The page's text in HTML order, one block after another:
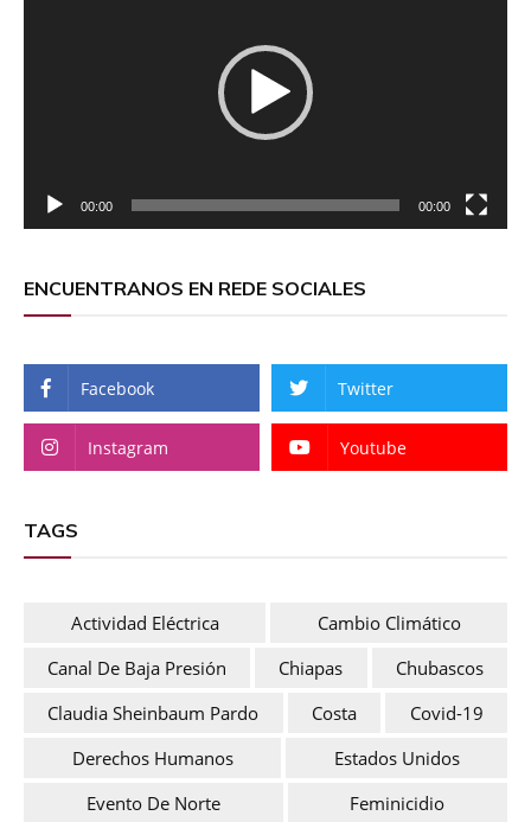
00:00 00:00
ENCUENTRANOS EN REDE SOCIALES
Facebook Twitter
Instagram Youtube
TAGS
Actividad Eléctrica
Cambio Climático
Canal De Baja Presión
Chiapas
Chubascos
Claudia Sheinbaum Pardo
Costa
Covid-19
Derechos Humanos
Estados Unidos
Evento De Norte
Feminicidio